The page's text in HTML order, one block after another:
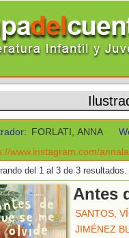
FORLATI, ANNA
www.instagram.com/
del 1 al 3 de 3 resultados.
Antes
SANTOS,
JIMÉNEZ